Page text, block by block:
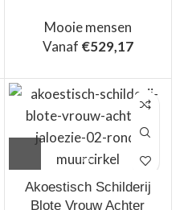
Mooie mensen
Vanaf €529,17
Akoestisch Schilderij
Blote Vrouw Achter